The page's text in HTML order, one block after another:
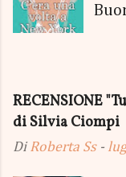
05
Un
RECENSIONE
di Silvia Ciompi
DiRoberta Ss -